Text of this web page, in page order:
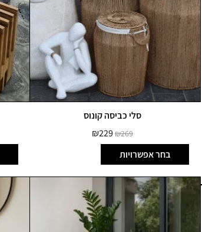
סלי כביסה קונוס
₪269
₪229
בחר אפשרויות